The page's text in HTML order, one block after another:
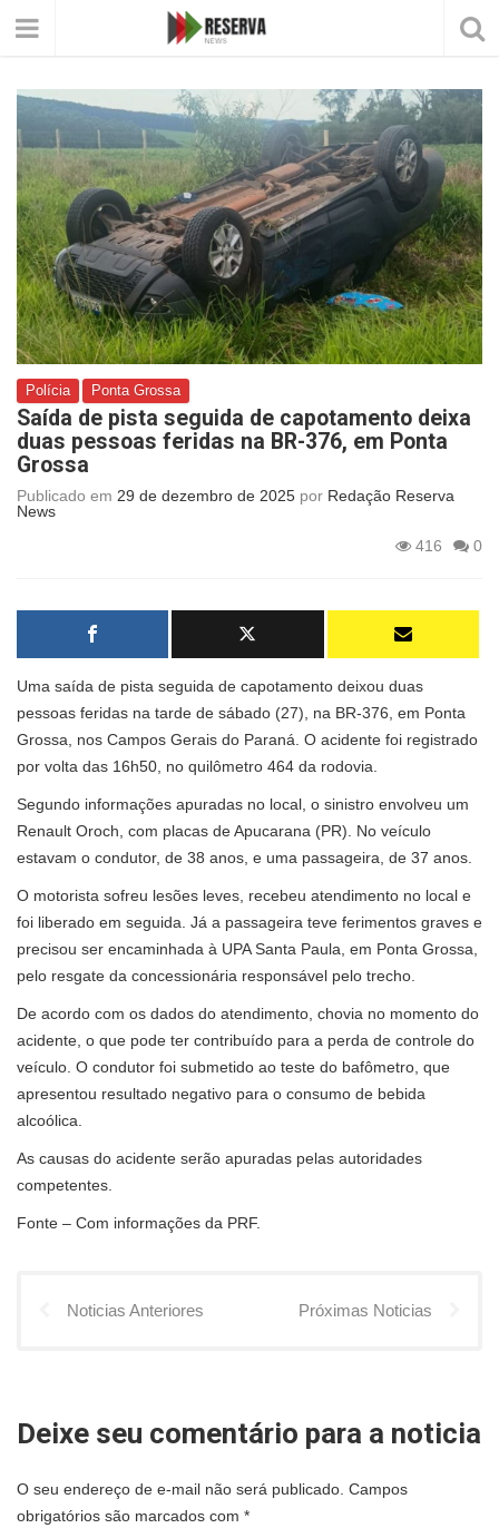
Polícia Ponta Grossa
Saída de pista seguida de capotamento deixa
duas pessoas feridas na BR-376, em Ponta
Grossa
Publicado em 29 de dezembro de 2025 por Redação Reserva
News
416
0
Uma saída de pista seguida de capotamento deixou duas
pessoas feridas na tarde de sábado (27), na BR-376, em Ponta
Grossa, nos Campos Gerais do Paraná. O acidente foi registrado
por volta das 16h50, no quilômetro 464 da rodovia.
Segundo informações apuradas no local, o sinistro envolveu um
Renault Oroch, com placas de Apucarana (PR). No veículo
estavam o condutor, de 38 anos, e uma passageira, de 37 anos.
O motorista sofreu lesões leves, recebeu atendimento no local e
foi liberado em seguida. Já a passageira teve ferimentos graves e
precisou ser encaminhada à UPA Santa Paula, em Ponta Grossa,
pelo resgate da concessionária responsável pelo trecho.
De acordo com os dados do atendimento, chovia no momento do
acidente, o que pode ter contribuído para a perda de controle do
veículo. O condutor foi submetido ao teste do bafômetro, que
apresentou resultado negativo para o consumo de bebida
alcoólica.
As causas do acidente serão apuradas pelas autoridades
competentes.
Fonte – Com informações da PRF.
Noticias Anteriores Próximas Noticias
Deixe seu comentário para a noticia
O seu endereço de e-mail não será publicado. Campos
obrigatórios são marcados com *